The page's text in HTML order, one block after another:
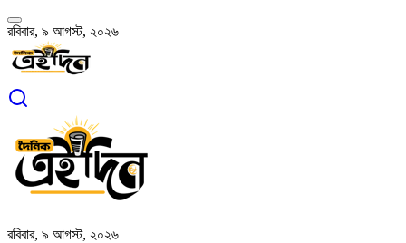
রবিবার, ৯ আগস্ট, ২০২৬
রবিবার, ৯ আগস্ট, ২০২৬